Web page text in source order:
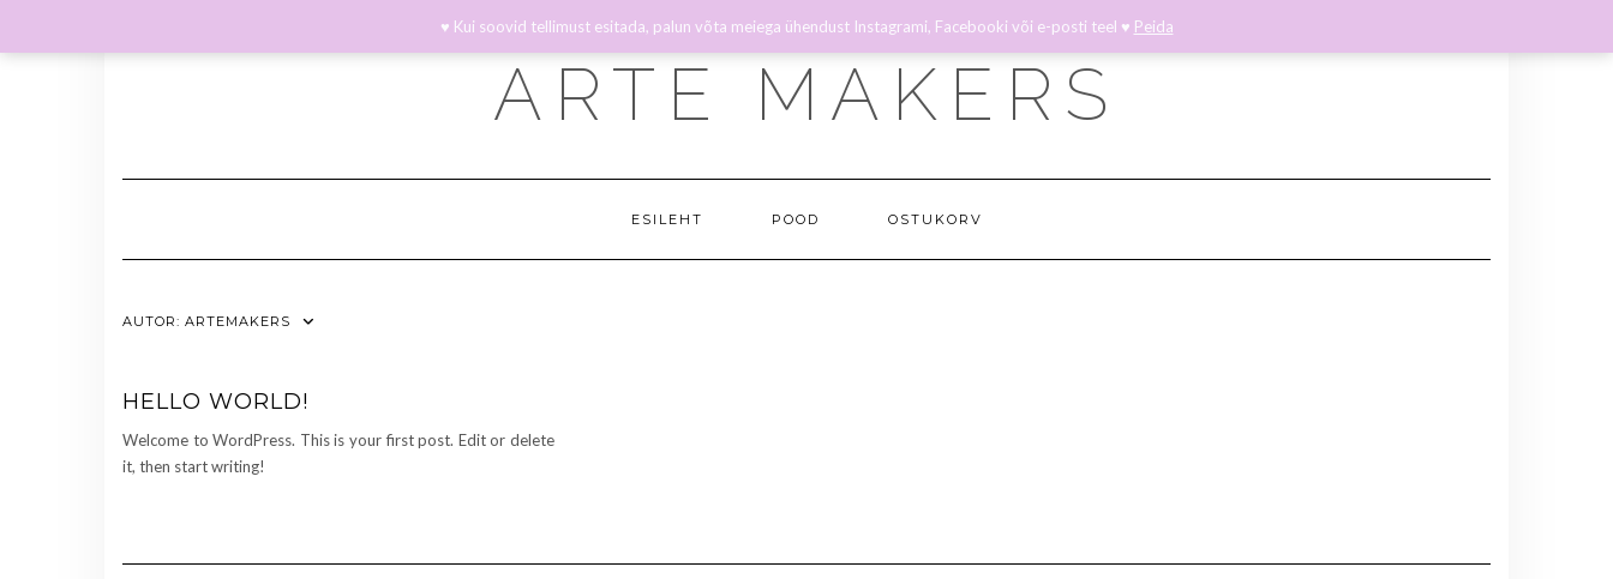
♥ Kui soovid tellimust esitada, palun võta meiega ühendust Instagrami, Facebooki või e-posti teel ♥ Peida
content
ARTE MAKERS
ESILEHT POOD OSTUKORV
AUTOR: ARTEMAKERS
HELLO WORLD!
Welcome to WordPress. This is your first post. Edit or delete
it, then start writing!